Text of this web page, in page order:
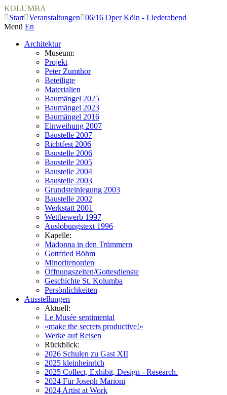
KOLUMBA
Start Veranstaltungen
06/16 Oper Köln - Liederabend
Menü En
Architektur
Museum:
Projekt
Peter Zumthor
Beteiligte
Materialien
Baumängel 2025
Baumängel 2023
Baumängel 2016
Einweihung 2007
Baustelle 2007
Richtfest 2006
Baustelle 2006
Baustelle 2005
Baustelle 2004
Baustelle 2003
Grundsteinlegung 2003
Baustelle 2002
Werkstatt 2001
Wettbewerb 1997
Auslobungstext 1996
Kapelle:
Madonna in den Trümmern
Gottfried Böhm
Minoritenorden
Öffnungszeiten/Gottesdienste
Geschichte St. Kolumba
Persönlichkeiten
Ausstellungen
Aktuell:
Le Musée sentimental
»make the secrets productive!«
Werke auf Reisen
Rückblick:
2026 Schulen zu Gast XII
2025 kleinheinrich
2025 Collect, Exhibit, Design - Research.
2024 Für Joseph Marioni
2024 Artist at Work